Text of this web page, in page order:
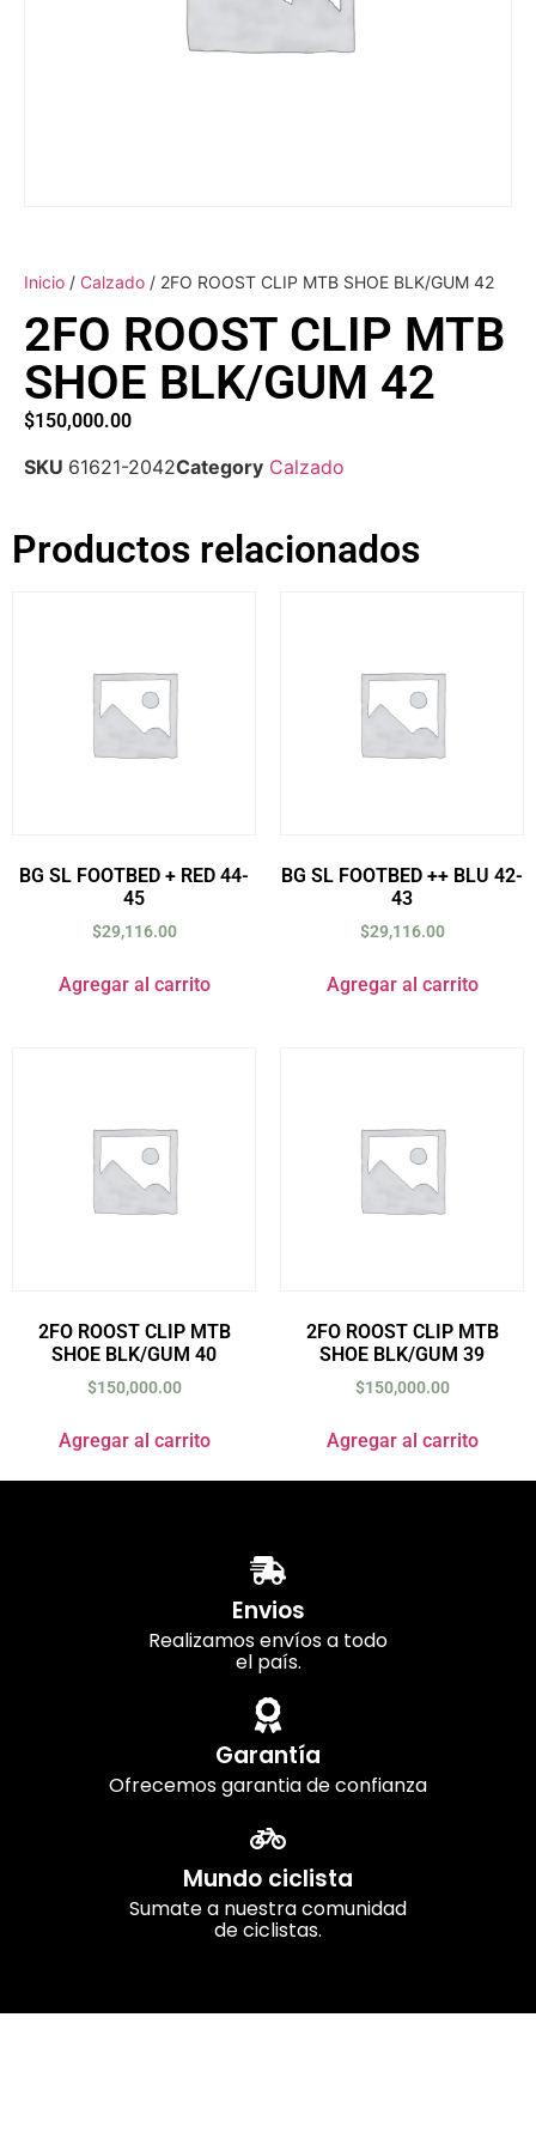
Inicio / Calzado / 2FO ROOST CLIP MTB SHOE BLK/GUM 42
2FO ROOST CLIP MTB
SHOE BLK/GUM 42
$150,000.00
SKU 61621-2042Category Calzado
Productos relacionados
BG SL FOOTBED + RED 44-
45
$29,116.00
Agregar al carrito
BG SL FOOTBED ++ BLU 42-
43
$29,116.00
Agregar al carrito
2FO ROOST CLIP MTB
SHOE BLK/GUM 40
$150,000.00
Agregar al carrito
2FO ROOST CLIP MTB
SHOE BLK/GUM 39
$150,000.00
Agregar al carrito
Envios
Realizamos envíos a todo
el país.
Garantía
Ofrecemos garantia de confianza
Mundo ciclista
Sumate a nuestra comunidad
de ciclistas.